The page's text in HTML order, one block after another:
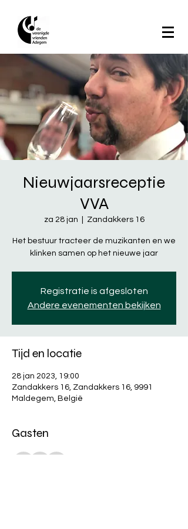
Nieuwjaarsreceptie
VVA
za 28 jan Zandakkers 16
Het bestuur tracteer de muzikanten en we
klinken samen op het nieuwe jaar
Registratie is afgesloten
Andere evenementen bekijken
Tijd en locatie
28 jan 2023, 19:00
Zandakkers 16, Zandakkers 16, 9991
Maldegem, België
Gasten